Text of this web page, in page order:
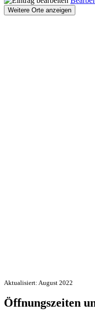
Weitere Orte anzeigen
Aktualisiert: August 2022
Öffnungszeiten